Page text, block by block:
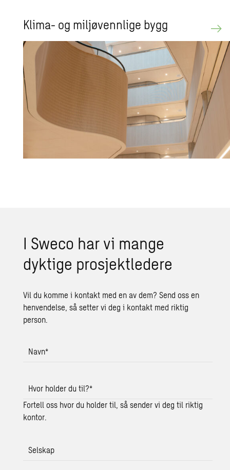
Klima- og miljøvennlige bygg
I Sweco har vi mange
dyktige prosjektledere
Vil du komme i kontakt med en av dem? Send oss en
henvendelse, så setter vi deg i kontakt med riktig
person.
Navn*
Hvor holder du til?*
Fortell oss hvor du holder til, så sender vi deg til riktig
kontor.
Selskap